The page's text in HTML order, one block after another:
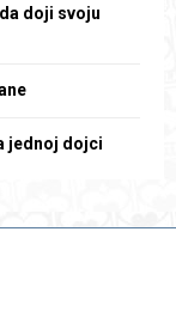
doji svoju
jednoj dojci